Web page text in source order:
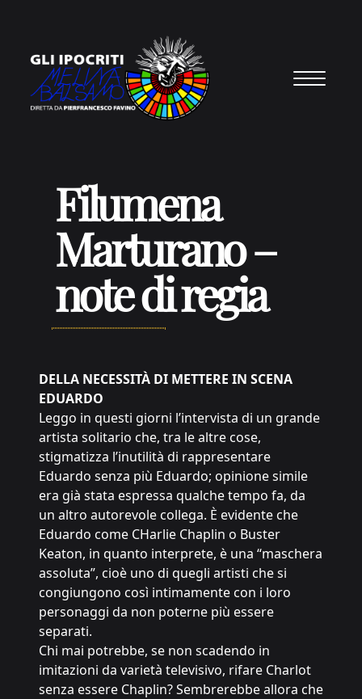
Filumena
Marturano –
note di regia
DELLA NECESSITÀ DI METTERE IN SCENA
EDUARDO
Leggo in questi giorni l’intervista di un grande
artista solitario che, tra le altre cose,
stigmatizza l’inutilità di rappresentare
Eduardo senza più Eduardo; opinione simile
era già stata espressa qualche tempo fa, da
un altro autorevole collega. È evidente che
Eduardo come CHarlie Chaplin o Buster
Keaton, in quanto interprete, è una “maschera
assoluta”, cioè uno di quegli artisti che si
congiungono così intimamente con i loro
personaggi da non poterne più essere
separati.
Chi mai potrebbe, se non scadendo in
imitazioni da varietà televisivo, rifare Charlot
senza essere Chaplin? Sembrerebbe allora che